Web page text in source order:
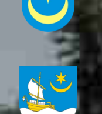
Sieniawa
Gmina
Tryńcza